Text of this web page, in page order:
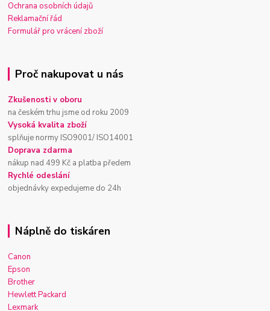
Ochrana osobních údajů
Reklamační řád
Formulář pro vrácení zboží
Proč nakupovat u nás
Zkušenosti v oboru
na českém trhu jsme od roku 2009
Vysoká kvalita zboží
splňuje normy ISO9001/ ISO14001
Doprava zdarma
nákup nad 499 Kč a platba předem
Rychlé odeslání
objednávky expedujeme do 24h
Náplně do tiskáren
Canon
Epson
Brother
Hewlett Packard
Lexmark